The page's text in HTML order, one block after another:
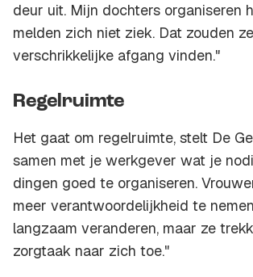
deur uit. Mijn dochters organiseren
melden zich niet ziek. Dat zouden
verschrikkelijke afgang vinden."
Regelruimte
Het gaat om regelruimte, stelt De
samen met je werkgever wat je
dingen goed te organiseren.
meer verantwoordelijkheid te
langzaam veranderen, maar ze
zorgtaak naar zich toe."